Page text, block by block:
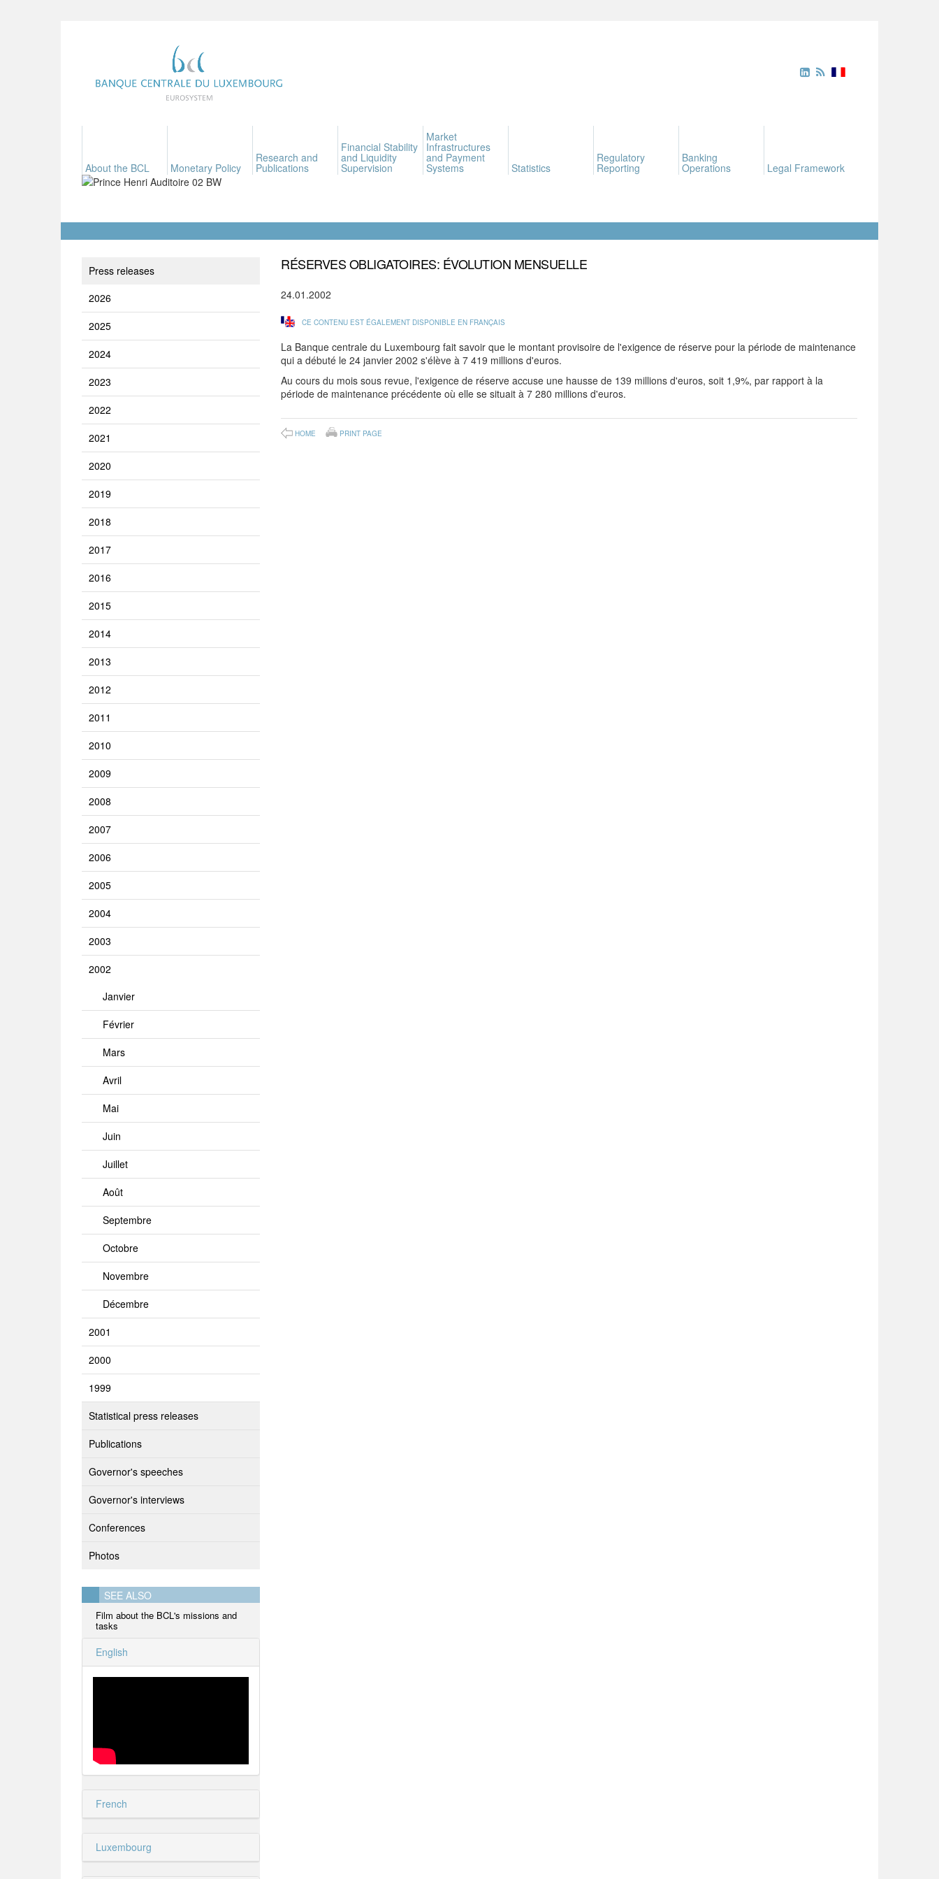
About the BCL Monetary Policy
Research and
Publications
Financial Stability
and Liquidity
Supervision
Market
Infrastructures
and Payment
Systems Statistics
Regulatory
Reporting
Banking
Operations Legal Framework
Press releases
2026
2025
2024
2023
2022
2021
2020
2019
2018
2017
2016
2015
2014
2013
2012
2011
2010
2009
2008
2007
2006
2005
2004
2003
2002
Janvier
Février
Mars
Avril
Mai
Juin
Juillet
Août
Septembre
Octobre
Novembre
Décembre
2001
2000
1999
Statistical press releases
Publications
Governor's speeches
Governor's interviews
Conferences
Photos
SEE ALSO
Film about the BCL's missions and
tasks
English
French
Luxembourg
RÉSERVES OBLIGATOIRES: ÉVOLUTION MENSUELLE
24.01.2002
CE CONTENU EST ÉGALEMENT DISPONIBLE EN FRANÇAIS
La Banque centrale du Luxembourg fait savoir que le montant provisoire de l'exigence de réserve pour la période de maintenance
qui a débuté le 24 janvier 2002 s'élève à 7 419 millions d'euros.
Au cours du mois sous revue, l'exigence de réserve accuse une hausse de 139 millions d'euros, soit 1,9%, par rapport à la
période de maintenance précédente où elle se situait à 7 280 millions d'euros.
HOME PRINT PAGE